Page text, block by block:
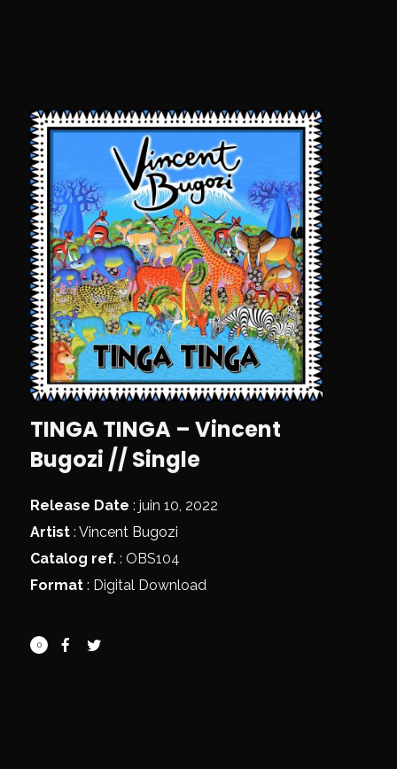
TINGA TINGA – Vincent
Bugozi // Single
Release Date : juin 10, 2022
Artist :Vincent Bugozi
Catalog ref. : OBS104
Format : Digital Download
0